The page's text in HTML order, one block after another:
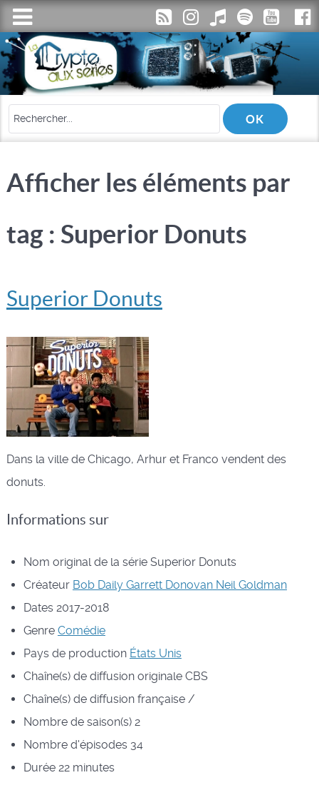
Afficher les éléments par
tag : Superior Donuts
Superior Donuts
Dans la ville de Chicago, Arhur et Franco vendent des
donuts.
Informations sur
Nom original de la série Superior Donuts
Créateur Bob DailyGarrett DonovanNeil Goldman
Dates 2017-2018
Genre Comédie
Pays de production États Unis
Chaîne(s) de diffusion originale CBS
Chaîne(s) de diffusion française /
Nombre de saison(s) 2
Nombre d'épisodes 34
Durée 22 minutes